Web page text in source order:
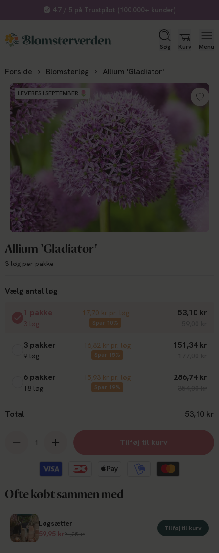
4.7 / 5 på Trustpilot (100.000+ kunder)
Søg Kurv Menu
Forside Blomsterløg Allium 'Gladiator'
LEVERES I SEPTEMBER 🌷
Allium 'Gladiator'
3 løg per pakke
Vælg antal løg
1 pakke
3 løg
17,70 kr pr. løg
Spar 10%
53,10 kr
3 pakker
9 løg
16,82 kr pr. løg
Spar 15%
151,34 kr
6 pakker
18 løg
15,93 kr pr. løg
Spar 19%
286,74 kr
Total 53,10 kr
Tilføj til kurv
Ofte købt sammen med
Løgsætter
59,95 kr91,25 kr
Tilføj til kurv